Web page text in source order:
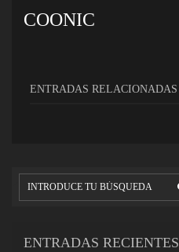
COONIC
ENTRADAS RELACIONADAS
ENTRADAS RECIENTES